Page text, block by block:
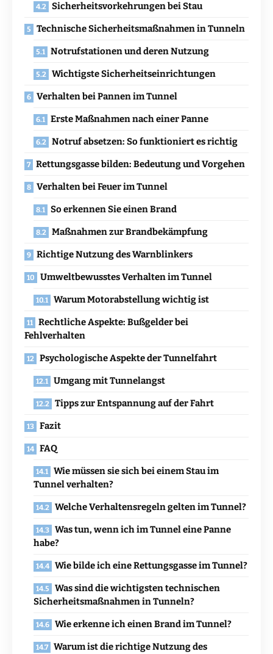
Sicherheitsvorkehrungen bei Stau
Technische Sicherheitsmaßnahmen in Tunneln
Notrufstationen und deren Nutzung
Wichtigste Sicherheitseinrichtungen
Verhalten bei Pannen im Tunnel
Erste Maßnahmen nach einer Panne
Notruf absetzen: So funktioniert es richtig
Rettungsgasse bilden: Bedeutung und Vorgehen
Verhalten bei Feuer im Tunnel
So erkennen Sie einen Brand
Maßnahmen zur Brandbekämpfung
Richtige Nutzung des Warnblinkers
Umweltbewusstes Verhalten im Tunnel
Warum Motorabstellung wichtig ist
Rechtliche Aspekte: Bußgelder bei
Fehlverhalten
Psychologische Aspekte der Tunnelfahrt
Umgang mit Tunnelangst
Tipps zur Entspannung auf der Fahrt
Fazit
FAQ
Wie müssen sie sich bei einem Stau im
Tunnel verhalten?
Welche Verhaltensregeln gelten im Tunnel?
Was tun, wenn ich im Tunnel eine Panne
habe?
Wie bilde ich eine Rettungsgasse im Tunnel?
Was sind die wichtigsten technischen
Sicherheitsmaßnahmen in Tunneln?
Wie erkenne ich einen Brand im Tunnel?
Warum ist die richtige Nutzung des